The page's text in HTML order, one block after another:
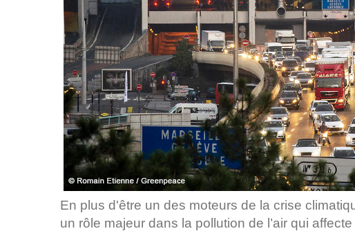
En plus d'être un des moteurs de la crise
un rôle majeur dans la pollution de l’air qui